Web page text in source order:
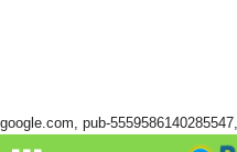
google.com, pub-